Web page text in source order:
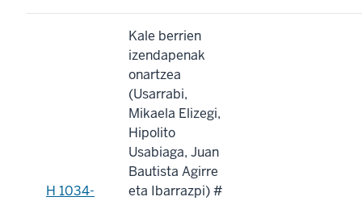
H 1034-
Kale berrien
izendapenak
onartzea
(Usarrabi,
Mikaela Elizegi,
Hipolito
Usabiaga, Juan
Bautista Agirre
eta Ibarrazpi) #